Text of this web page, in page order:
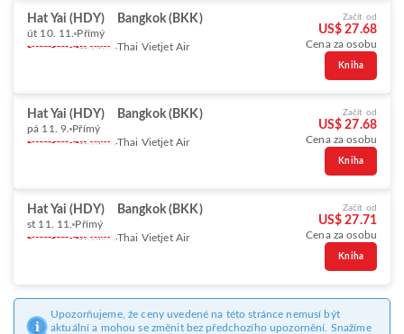
Hat Yai (HDY) Bangkok (BKK)
út 10. 11. Přímý
Thai Vietjet Air
Začít od
US$ 27.68
Cena za osobu
Kniha
Hat Yai (HDY) Bangkok (BKK)
pá 11. 9. Přímý
Thai Vietjet Air
Začít od
US$ 27.68
Cena za osobu
Kniha
Hat Yai (HDY) Bangkok (BKK)
st 11. 11. Přímý
Thai Vietjet Air
Začít od
US$ 27.71
Cena za osobu
Kniha
Upozorňujeme, že ceny uvedené na této stránce nemusí být
aktuální a mohou se změnit bez předchozího upozornění. Snažíme